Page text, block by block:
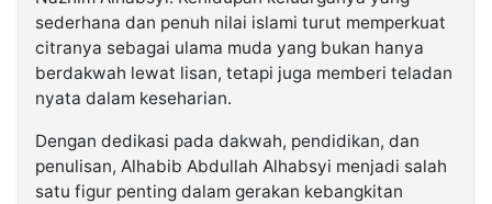
sederhana dan penuh nilai islami turut memperkuat
citranya sebagai ulama muda yang bukan hanya
berdakwah lewat lisan, tetapi juga memberi teladan
nyata dalam keseharian.
Dengan dedikasi pada dakwah, pendidikan, dan
penulisan, Alhabib Abdullah Alhabsyi menjadi salah
satu figur penting dalam gerakan kebangkitan